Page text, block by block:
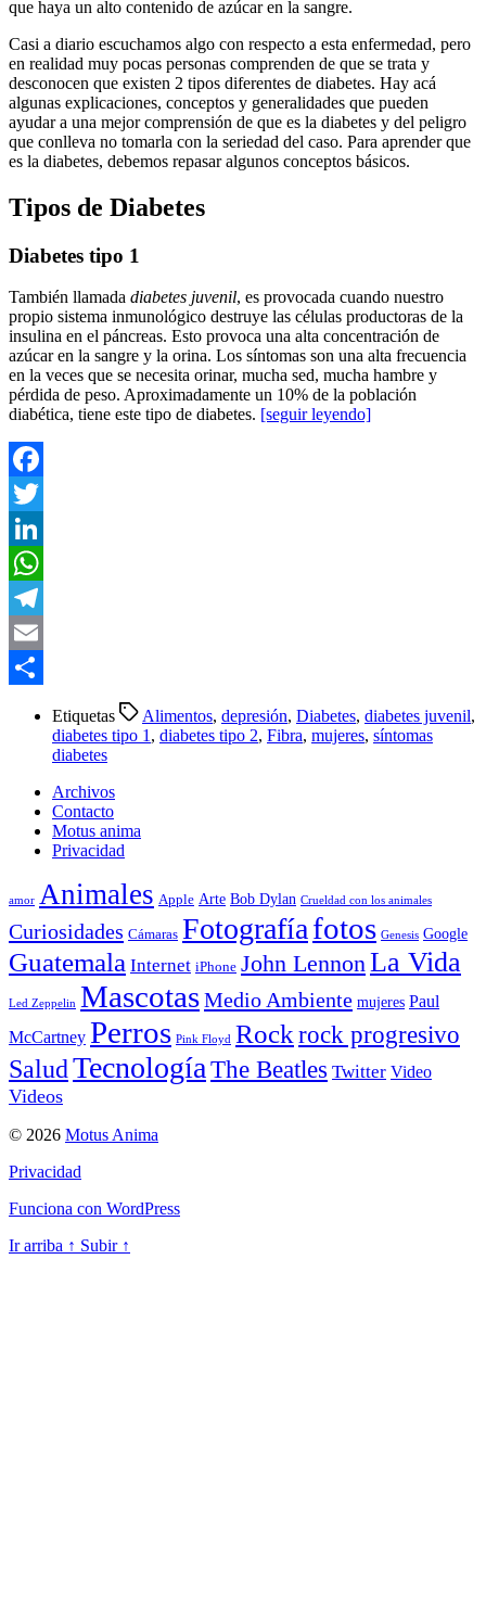
que haya un alto contenido de azúcar en la sangre.
Casi a diario escuchamos algo con respecto a esta enfermedad, pero
en realidad muy pocas personas comprenden de que se trata y
desconocen que existen 2 tipos diferentes de diabetes. Hay acá
algunas explicaciones, conceptos y generalidades que pueden
ayudar a una mejor comprensión de que es la diabetes y del peligro
que conlleva no tomarla con la seriedad del caso. Para aprender que
es la diabetes, debemos repasar algunos conceptos básicos.
Tipos de Diabetes
Diabetes tipo 1
También llamada diabetes juvenil, es provocada cuando nuestro
propio sistema inmunológico destruye las células productoras de la
insulina en el páncreas. Esto provoca una alta concentración de
azúcar en la sangre y la orina. Los síntomas son una alta frecuencia
en la veces que se necesita orinar, mucha sed, mucha hambre y
pérdida de peso. Aproximadamente un 10% de la población
diabética, tiene este tipo de diabetes. [seguir leyendo]
Facebook
Twitter
LinkedIn
WhatsApp
Telegram
Email
Etiquetas Alimentos, depresión, Diabetes, diabetes juvenil,
diabetes tipo 1 , diabetes tipo 2, Fibra, mujeres, síntomas
diabetes
Archivos
Contacto
Motus anima
Privacidad
amor Animales Apple Arte Bob Dylan Crueldad con los animales
Curiosidades Cámaras Fotografíafotos Genesis Google
Guatemala Internet iPhone John LennonLa Vida
Led Zeppelin MascotasMedio Ambiente mujeres Paul
McCartney Perros Pink Floyd Rock rock progresivo
SaludTecnologíaThe Beatles Twitter Video
Videos
© 2026 Motus Anima
Privacidad
Funciona con WordPress
Ir arriba ↑ Subir ↑